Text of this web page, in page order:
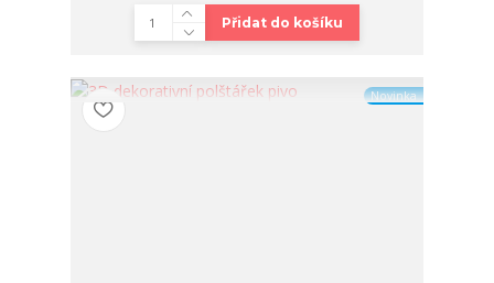
Přidat do košíku
Novinka